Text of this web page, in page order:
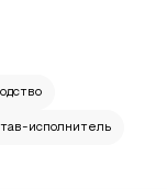
исполнитель